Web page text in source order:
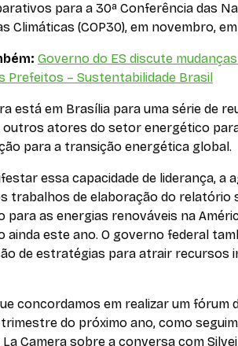
para a 30ª Conferência das
Climáticas (COP30), em novembro,
Governo do ES discute
Prefeitos – Sustentabilidade Brasil
está em Brasília para uma série de
outros atores do setor energético
para a transição energética global.
essa capacidade de liderança, a
trabalhos de elaboração do relatório
para as energias renováveis na
ainda este ano. O governo federal
de estratégias para atrair recursos
concordamos em realizar um fórum
do próximo ano, como
Camera sobre a conversa com